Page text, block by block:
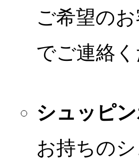
ご希望の
でご連絡
シュッピ
お持ちの